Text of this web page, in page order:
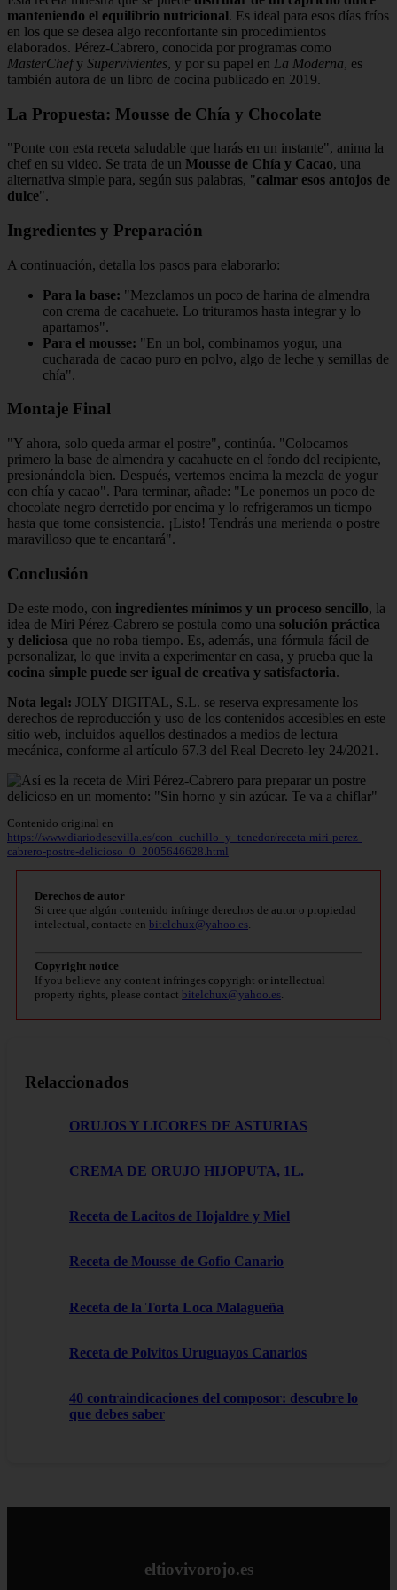
manteniendo el equilibrio nutricional. Es ideal para esos días fríos
en los que se desea algo reconfortante sin procedimientos
elaborados. Pérez-Cabrero, conocida por programas como
MasterChefy Supervivientes, y por su papel en La Moderna, es
también autora de un libro de cocina publicado en 2019.
La Propuesta: Mousse de Chía y Chocolate
"Ponte con esta receta saludable que harás en un instante", anima la
chef en su video. Se trata de un Mousse de Chía y Cacao, una
alternativa simple para, según sus palabras, "calmar esos antojos de
dulce".
Ingredientes y Preparación
A continuación, detalla los pasos para elaborarlo:
Para la base: "Mezclamos un poco de harina de almendra
con crema de cacahuete. Lo trituramos hasta integrar y lo
apartamos".
Para el mousse: "En un bol, combinamos yogur, una
cucharada de cacao puro en polvo, algo de leche y semillas de
chía".
Montaje Final
"Y ahora, solo queda armar el postre", continúa. "Colocamos
primero la base de almendra y cacahuete en el fondo del recipiente,
presionándola bien. Después, vertemos encima la mezcla de yogur
con chía y cacao". Para terminar, añade: "Le ponemos un poco de
chocolate negro derretido por encima y lo refrigeramos un tiempo
hasta que tome consistencia. ¡Listo! Tendrás una merienda o postre
maravilloso que te encantará".
Conclusión
De este modo, con ingredientes mínimos y un proceso sencillo, la
idea de Miri Pérez-Cabrero se postula como una solución práctica
y deliciosa que no roba tiempo. Es, además, una fórmula fácil de
personalizar, lo que invita a experimentar en casa, y prueba que la
cocina simple puede ser igual de creativa y satisfactoria.
Nota legal: JOLY DIGITAL, S.L. se reserva expresamente los
derechos de reproducción y uso de los contenidos accesibles en este
sitio web, incluidos aquellos destinados a medios de lectura
mecánica, conforme al artículo 67.3 del Real Decreto-ley 24/2021.
Contenido original en
https://www.diariodesevilla.es/con_cuchillo_y_tenedor/receta-miri-perez-
cabrero-postre-delicioso_0_2005646628.html
Derechos de autor
Si cree que algún contenido infringe derechos de autor o propiedad
intelectual, contacte en bitelchux@yahoo.es.
Copyright notice
If you believe any content infringes copyright or intellectual
property rights, please contact bitelchux@yahoo.es.
Relaccionados
ORUJOS Y LICORES DE ASTURIAS
CREMA DE ORUJO HIJOPUTA, 1L.
Receta de Lacitos de Hojaldre y Miel
Receta de Mousse de Gofio Canario
Receta de la Torta Loca Malagueña
Receta de Polvitos Uruguayos Canarios
40 contraindicaciones del composor: descubre lo
que debes saber
eltiovivorojo.es